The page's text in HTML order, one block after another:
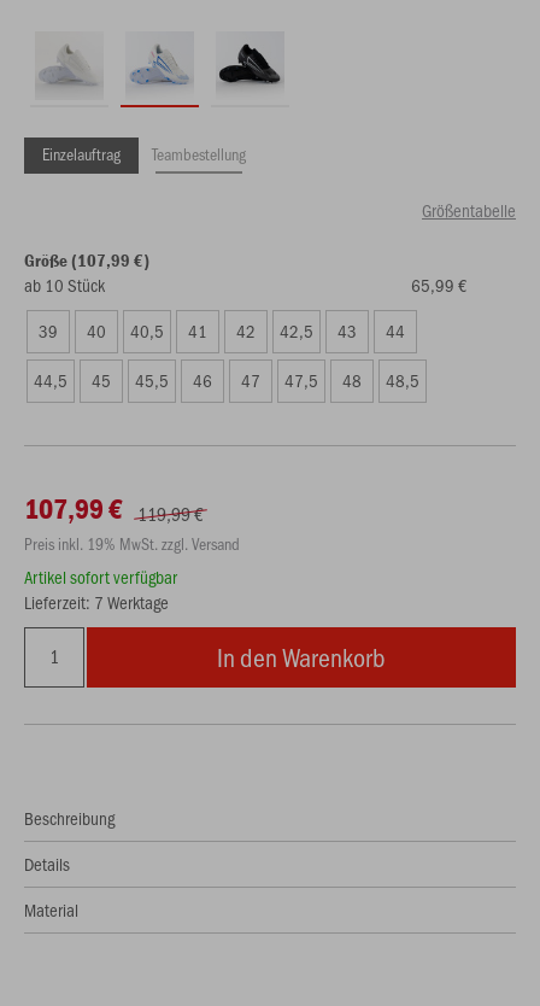
Einzelauftrag Teambestellung
Größentabelle
Größe (107,99 €)
ab 10 Stück
65,99 €
39
40 40,5 41 42 42,5 43 44
44,5 45 45,5 46 47 47,5 48 48,5
107,99 € 119,99 €
Preis inkl. 19% MwSt. zzgl. Versand
Artikel sofort verfügbar
Lieferzeit: 7 Werktage
In den Warenkorb
Beschreibung
Details
Material